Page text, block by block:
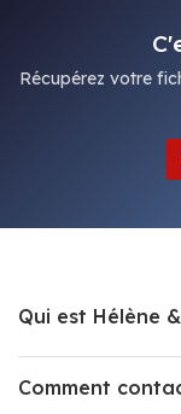
Récupérez votre
Qui est Hélène
Comment